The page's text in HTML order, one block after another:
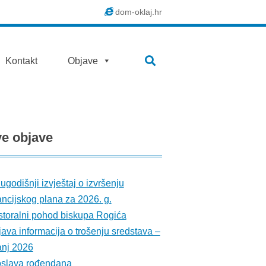
dom-oklaj.hr
Kontakt Objave
objave
izvještaj o izvršenju
plana za 2026. g.
pohod biskupa Rogića
informacija o trošenju sredstava –
2026
rođendana